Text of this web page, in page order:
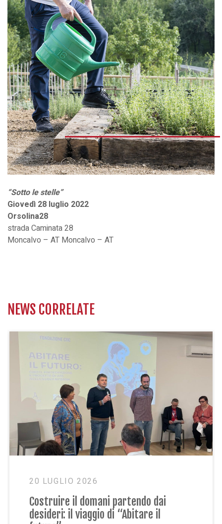
“Sotto le stelle”
Giovedì 28 luglio 2022
Orsolina28
strada Caminata 28
Moncalvo – AT Moncalvo – AT
NEWS CORRELATE
23 GIUGNO 2026
Condivisione, gioco e futuro: il
Siblings Day al Centro Paideia